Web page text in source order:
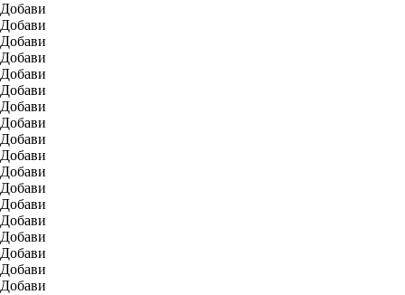
Добави
Добави
Добави
Добави
Добави
Добави
Добави
Добави
Добави
Добави
Добави
Добави
Добави
Добави
Добави
Добави
Добави
Добави